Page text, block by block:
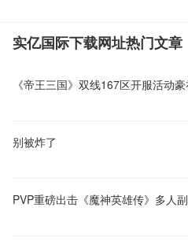
实亿国际下载网址热门文章
别被炸了